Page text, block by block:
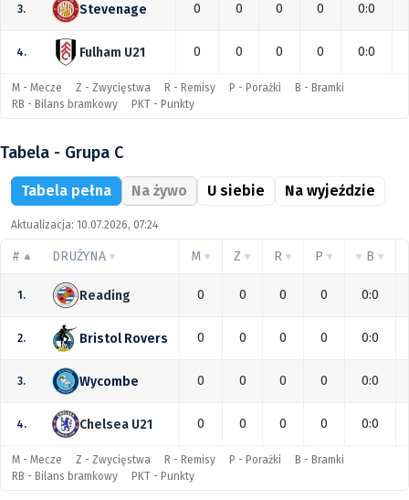
3. Stevenage 0 0 0 0 0:0
4. Fulham U21 0 0 0 0 0:0
M - Mecze Z - Zwycięstwa R - Remisy P - Porażki
B - Bramki
RB - Bilans bramkowy
PKT - Punkty
Tabela - Grupa C
Tabela pełna Na żywo U siebie Na wyjeździe
Aktualizacja: 10.07.2026, 07:24
# DRUŻYNA M Z R P B
1. Reading 0 0 0 0 0:0
2. Bristol Rovers 0 0 0 0 0:0
3. Wycombe 0 0 0 0 0:0
4. Chelsea U21 0 0 0 0 0:0
M - Mecze Z - Zwycięstwa R - Remisy P - Porażki
B - Bramki
RB - Bilans bramkowy
PKT - Punkty